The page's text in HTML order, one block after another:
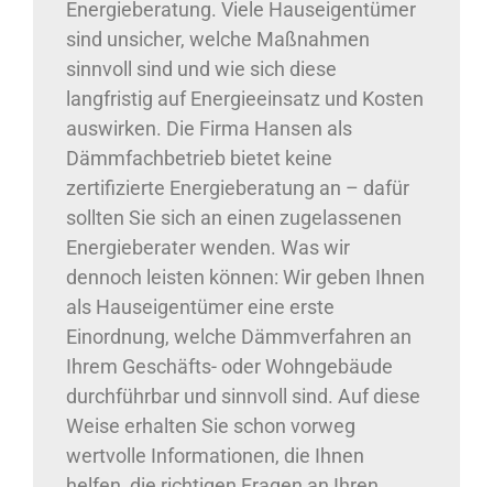
Energieberatung. Viele Hauseigentümer
sind unsicher, welche Maßnahmen
sinnvoll sind und wie sich diese
langfristig auf Energieeinsatz und Kosten
auswirken. Die Firma Hansen als
Dämmfachbetrieb bietet keine
zertifizierte Energieberatung an – dafür
sollten Sie sich an einen zugelassenen
Energieberater wenden. Was wir
dennoch leisten können: Wir geben Ihnen
als Hauseigentümer eine erste
Einordnung, welche Dämmverfahren an
Ihrem Geschäfts- oder Wohngebäude
durchführbar und sinnvoll sind. Auf diese
Weise erhalten Sie schon vorweg
wertvolle Informationen, die Ihnen